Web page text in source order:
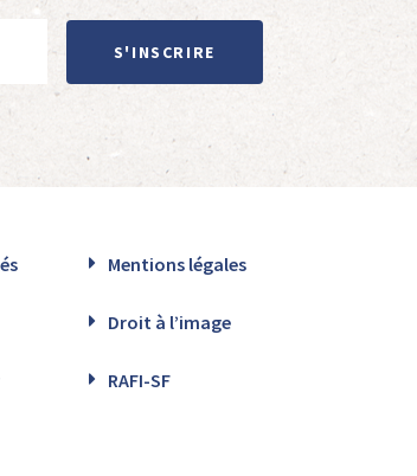
S'INSCRIRE
Mentions légales
Droit à l’image
RAFI-SF